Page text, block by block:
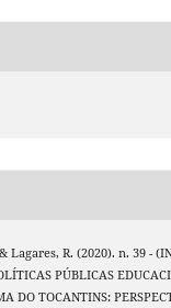
R. (2020). n. 39 -
PÚBLICAS
DO TOCANTINS: